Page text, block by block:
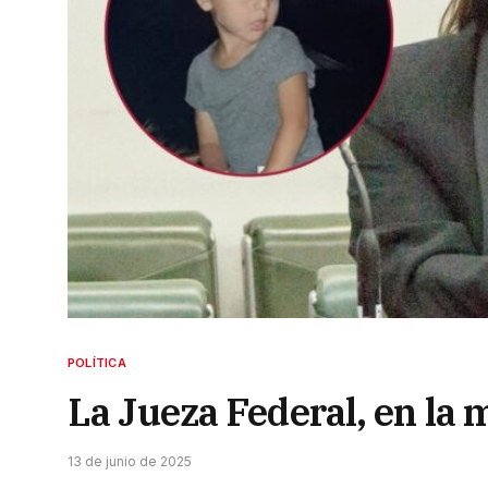
POLÍTICA
La Jueza Federal, en la
13 de junio de 2025